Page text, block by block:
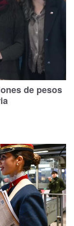
de pesos